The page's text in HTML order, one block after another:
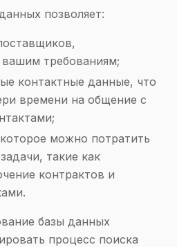
позволяет:
требованиям;
контактные данные, что
времени на общение с
можно потратить
такие как
контрактов и
базы данных
процесс поиска